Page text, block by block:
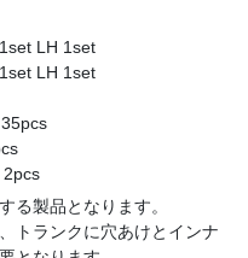
LH 1set
LH 1set
る製品となります。
トランクに穴あけとインナ